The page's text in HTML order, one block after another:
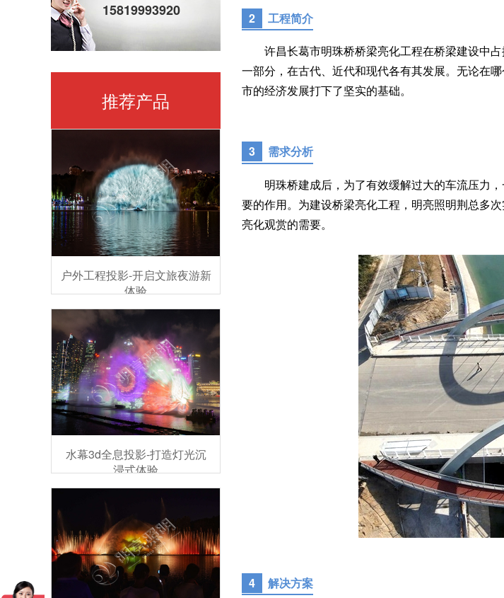
2 工程简介
许昌长葛市明珠桥桥梁亮化工程在桥梁建设中占
一部分，在古代、近代和现代各有其发展。无论在哪
市的经济发展打下了坚实的基础。
3 需求分析
明珠桥建成后，为了有效缓解过大的车流压力，
要的作用。为建设桥梁亮化工程，明亮照明荆总多
亮化观赏的需要。
4 解决方案
15819993920
推荐产品
户外工程投影-开启文旅夜游新
体验
水幕3d全息投影-打造灯光沉
浸式体验